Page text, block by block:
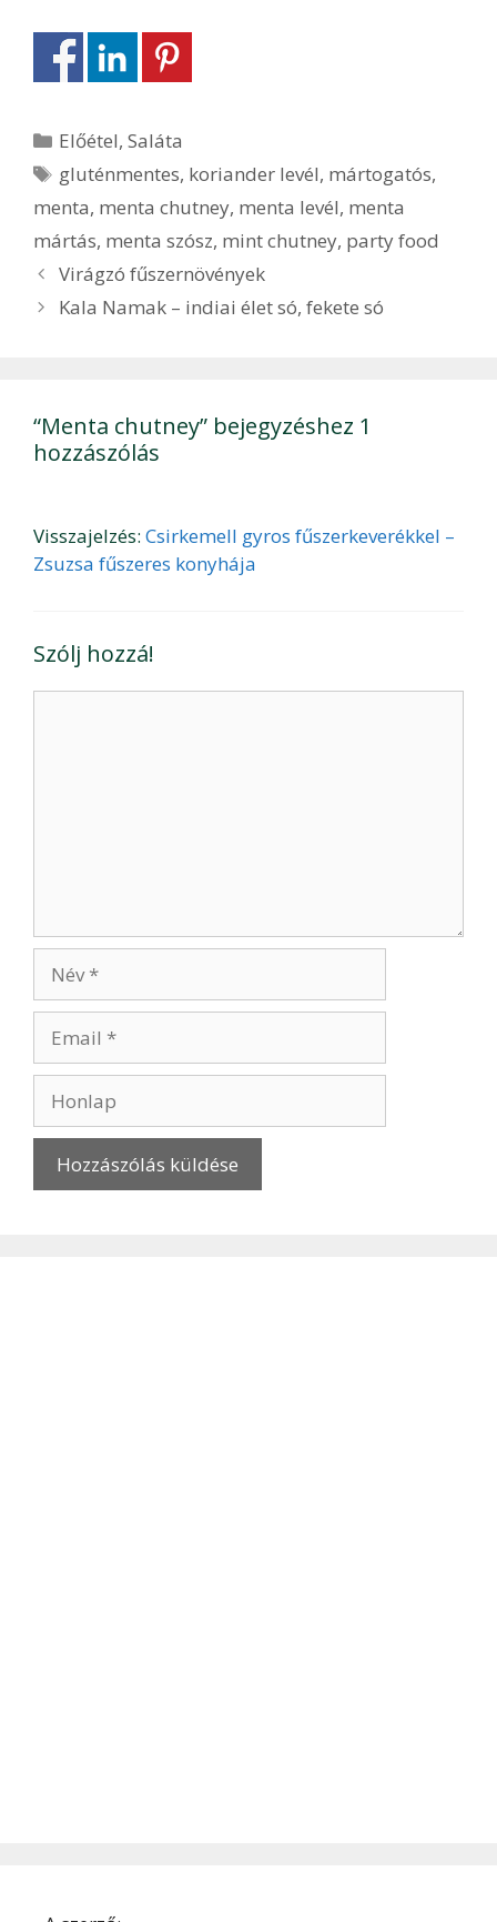
Kategória
Előétel,Saláta
Címkék
gluténmentes, koriander levél, mártogatós,
menta, menta chutney, menta levél, menta
mártás, menta szósz, mint chutney, party food
Bejegyzés
navigáció
Virágzó fűszernövények
Kala Namak – indiai élet só, fekete só
“Menta chutney” bejegyzéshez 1
hozzászólás
Visszajelzés: Csirkemell gyros fűszerkeverékkel –
Zsuzsa fűszeres konyhája
Szólj hozzá!